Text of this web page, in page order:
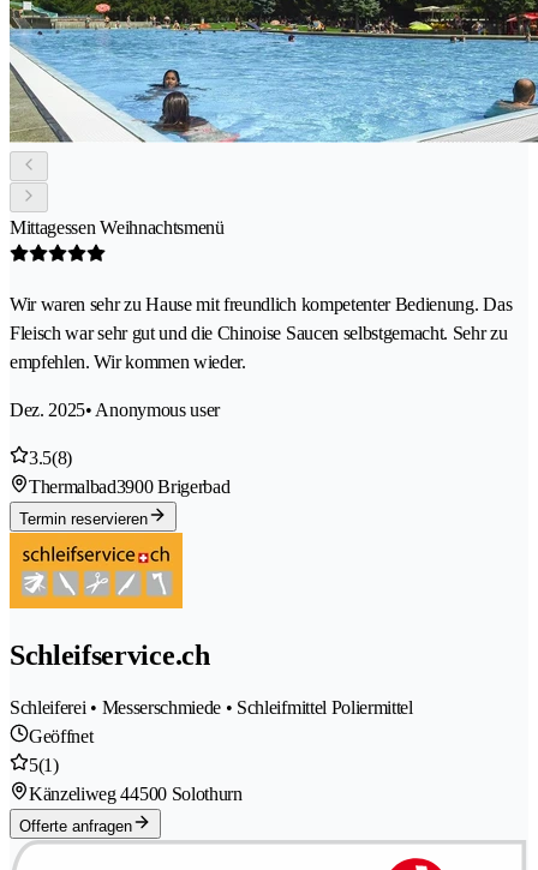
Mittagessen Weihnachtsmenü
Wir waren sehr zu Hause mit freundlich kompetenter Bedienung. Das
Fleisch war sehr gut und die Chinoise Saucen selbstgemacht. Sehr zu
empfehlen. Wir kommen wieder.
Dez. 2025• Anonymous user
3.5(8)
Thermalbad3900 Brigerbad
Termin reservieren
Schleifservice.ch
Schleiferei • Messerschmiede • Schleifmittel Poliermittel
Geöffnet
5(1)
Känzeliweg 44500 Solothurn
Offerte anfragen